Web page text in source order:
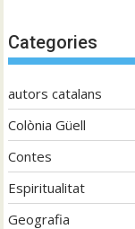
Categories
autors catalans
Colònia Güell
Contes
Espiritualitat
Geografia